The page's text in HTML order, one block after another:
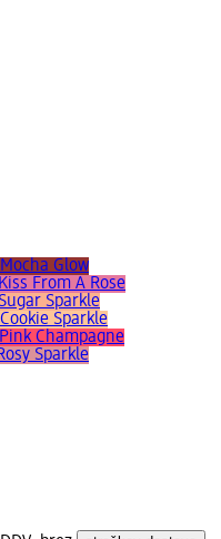
Glow
From A Rose
Sparkle
Sparkle
Champagne
Sparkle